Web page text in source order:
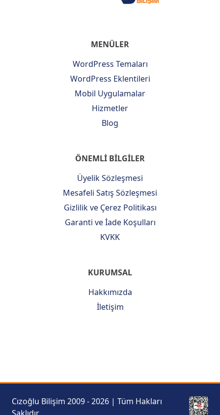
MENÜLER
WordPress Temaları
WordPress Eklentileri
Mobil Uygulamalar
Hizmetler
Blog
ÖNEMLİ BİLGİLER
Üyelik Sözleşmesi
Mesafeli Satış Sözleşmesi
Gizlilik ve Çerez Politikası
Garanti ve İade Koşulları
KVKK
KURUMSAL
Hakkımızda
İletişim
Cızoğlu Bilişim 2009 - 2026 | Tüm Hakları